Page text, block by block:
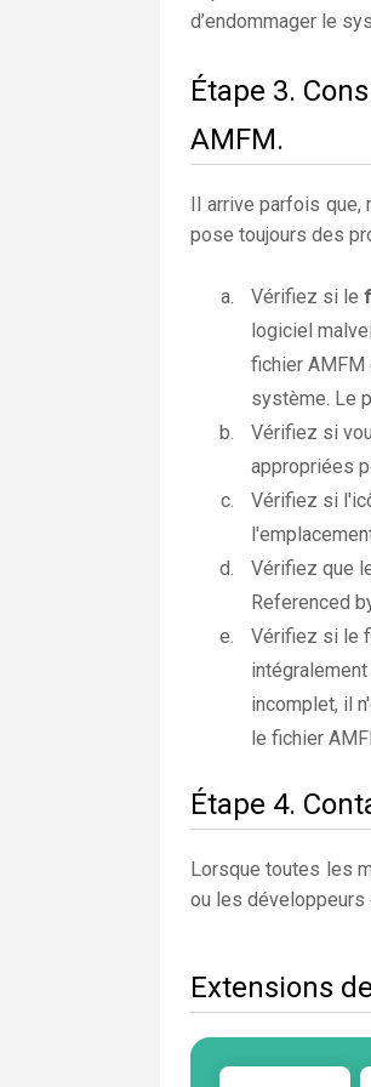
d’endommager le
Étape 3.
AMFM.
Il arrive parfois que,
pose toujours des
Vérifiez si le
logiciel
fichier AMFM
système. Le
Vérifiez si
appropriées
Vérifiez si
Vérifiez que
Referenced
Vérifiez si le
incomplet, il
le fichier
Étape 4.
Lorsque toutes les
ou les développeurs
Extensions